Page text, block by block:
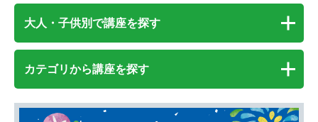
大人・子供別で講座を探す
カテゴリから講座を探す